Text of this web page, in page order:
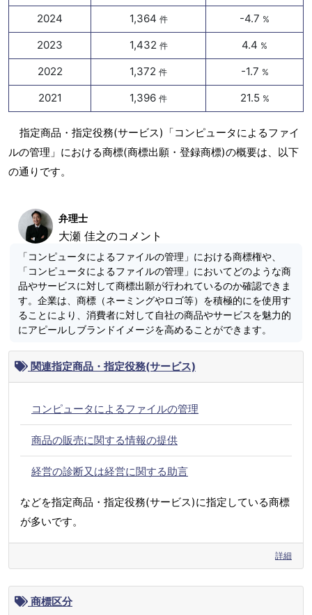
2024 1,364 件 -4.7 %
2023 1,432 件 4.4 %
2022 1,372 件 -1.7 %
2021 1,396 件 21.5 %
指定商品・指定役務(サービス)「コンピュータによるファイ
ルの管理」における商標(商標出願・登録商標)の概要は、以下
の通りです。
弁理士
大瀬 佳之のコメント
「コンピュータによるファイルの管理」における商標権や、
「コンピュータによるファイルの管理」においてどのような商
品やサービスに対して商標出願が行われているのか確認できま
す。企業は、商標（ネーミングやロゴ等）を積極的にを使用す
ることにより、消費者に対して自社の商品やサービスを魅力的
にアピールしブランドイメージを高めることができます。
関連指定商品・指定役務(サービス)
コンピュータによるファイルの管理
商品の販売に関する情報の提供
経営の診断又は経営に関する助言
などを指定商品・指定役務(サービス)に指定している商標
が多いです。
詳細
商標区分